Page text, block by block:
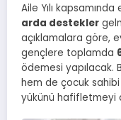
Aile Yılı
arda destekler
açıklamalara göre,
gençlere toplamda
ödemesi yapılacak.
hem de çocuk
yükünü hafifletmeyi